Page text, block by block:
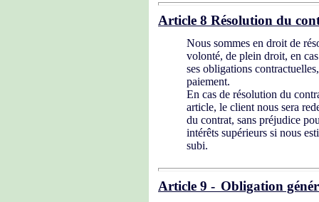
Article 8 Résolution du
Nous sommes en droit de
volonté, de plein droit, en
ses obligations
paiement.
En cas de résolution du
article, le client nous sera
du contrat, sans préjudice
intérêts supérieurs si nous
subi.
Article 9 - Obligation